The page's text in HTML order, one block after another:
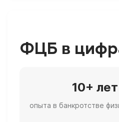
ФЦБ в
10+ лет
опыта в банкротстве